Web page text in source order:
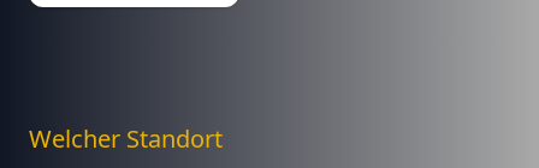
Welcher Standort